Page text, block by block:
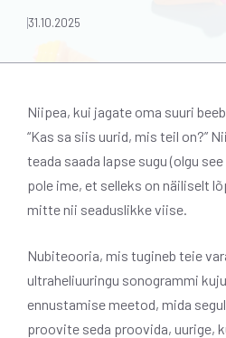
31.10.2025
Niipea, kui jagate oma suuri
“Kas sa siis uurid, mis teil on?”
teada saada lapse sugu (olgu
pole ime, et selleks on näiliselt
mitte nii seaduslikke viise.
Nubiteooria, mis tugineb teie
ultraheliuuringu sonogrammi
ennustamise meetod, mida
proovite seda proovida, uurige,